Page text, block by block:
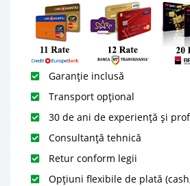
Garanție inclusă
Transport opțional
30 de ani de experiență și
Consultanță tehnică
Retur conform legii
Opțiuni flexibile de plată